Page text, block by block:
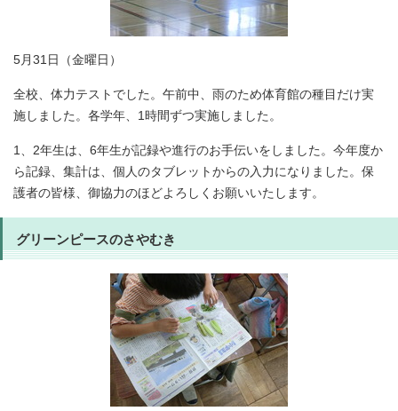
5月31日（金曜日）
全校、体力テストでした。午前中、雨のため体育館の種目だけ実
施しました。各学年、1時間ずつ実施しました。
1、2年生は、6年生が記録や進行のお手伝いをしました。今年度か
ら記録、集計は、個人のタブレットからの入力になりました。保
護者の皆様、御協力のほどよろしくお願いいたします。
グリーンピースのさやむき